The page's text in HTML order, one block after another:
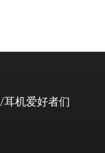
/耳机爱好者们